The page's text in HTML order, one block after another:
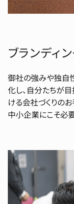
ブランディ
御社の強みや独自
化し、自分たちが
ける会社づくりの
中小企業にこそ必